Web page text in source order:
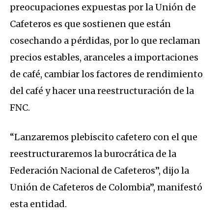
preocupaciones expuestas por la Unión de
Cafeteros es que sostienen que están
cosechando a pérdidas, por lo que reclaman
precios estables, aranceles a importaciones
de café, cambiar los factores de rendimiento
del café y hacer una reestructuración de la
FNC.
“Lanzaremos plebiscito cafetero con el que
reestructuraremos la burocrática de la
Federación Nacional de Cafeteros”, dijo la
Unión de Cafeteros de Colombia”, manifestó
esta entidad.